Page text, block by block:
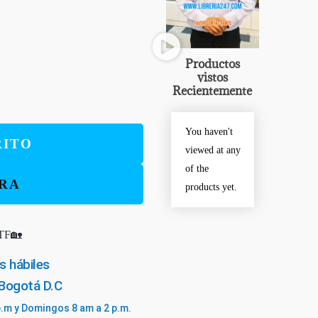
hábiles
D.C
y Domingos 8 am a 2 p.m.
Productos
vistos
Recientemente
You haven't
viewed at any
of the
products yet.